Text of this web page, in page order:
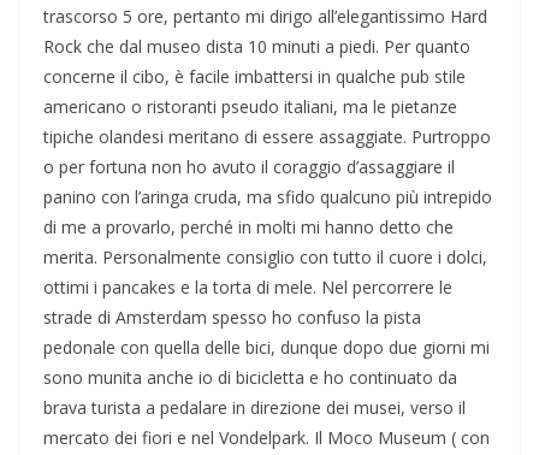
trascorso 5 ore, pertanto mi dirigo all’elegantissimo Hard
Rock che dal museo dista 10 minuti a piedi. Per quanto
concerne il cibo, è facile imbattersi in qualche pub stile
americano o ristoranti pseudo italiani, ma le pietanze
tipiche olandesi meritano di essere assaggiate. Purtroppo
o per fortuna non ho avuto il coraggio d’assaggiare il
panino con l’aringa cruda, ma sfido qualcuno più intrepido
di me a provarlo, perché in molti mi hanno detto che
merita. Personalmente consiglio con tutto il cuore i dolci,
ottimi i pancakes e la torta di mele. Nel percorrere le
strade di Amsterdam spesso ho confuso la pista
pedonale con quella delle bici, dunque dopo due giorni mi
sono munita anche io di bicicletta e ho continuato da
brava turista a pedalare in direzione dei musei, verso il
mercato dei fiori e nel Vondelpark. Il Moco Museum ( con